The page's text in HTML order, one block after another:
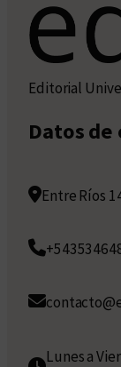
Editorial
Datos
Entre Ríos
Lunes a